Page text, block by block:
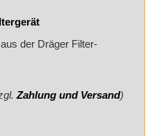
der Dräger Filter-
Zahlung und Versand)